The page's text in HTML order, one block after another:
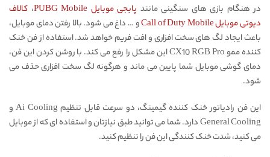
در هنگام بازی های سنگینی مانند پابجی موبایل PUBG Mobile ، کالاف
دیوتی موبایل Call of Duty Mobile
و … داغ می شود. بالا رفتن دمای موبایل،
باعث ایجاد لگ های سخت افزاری و افت فریم خواهد شد. استفاده از فن خنک
کننده ممو CX10 RGB Pro این مشکل را رفع می کند. با روشن کردن این فن،
دمای گوشی موبایل شما پایین می ماند و هرگونه لگ سخت افزاری حذف می
شود.
این فن رادیاتور خنک کننده گیمینگ، دو سرعت قابل تنظیم Ai Cooling و
General Cooling دارد. شما می توانید طبق نیازتان و استفاده ای که از موبایل
می کنید، شدت خنک کنندگی این فن را تنظیم کنید.